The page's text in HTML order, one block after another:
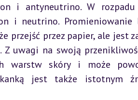
i antyneutrino. W
i neutrino.
przejść przez papier, ale jest
uwagi na swoją
warstw skóry i może
jest także istotnym